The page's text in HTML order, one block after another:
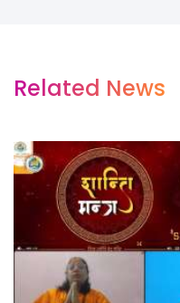
Related News